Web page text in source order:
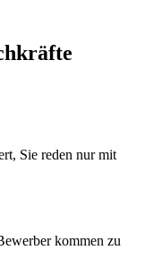
Sie reden nur mit
kommen zu